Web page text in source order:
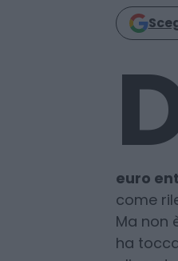
Valeria
euro